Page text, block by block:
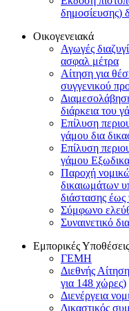
δημοσίευσης)
Οικογενειακά
Αγωγές
ασφαλ μέτρα
Αίτηση για
συγγενικού
διάρκεια του
Επίλυση
γάμου δια
Επίλυση
γάμου
Παροχή
δικαιωμάτων
διάστασης έως
Σύμφωνο
Συναινετικό
Εμπορικές Υποθέσεις
ΓΕΜΗ
Διεθνής
για 148 χώρες)
Διενέργεια
Δικαστικός